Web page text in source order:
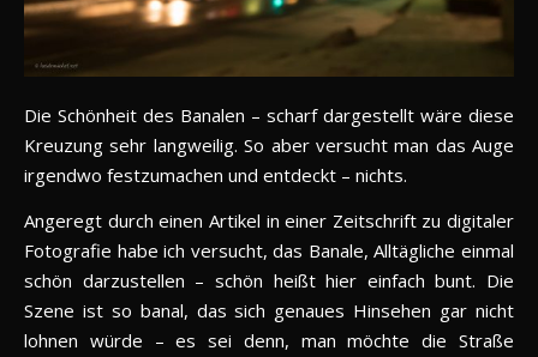
Die Schönheit des Banalen – scharf dargestellt wäre diese
Kreuzung sehr langweilig. So aber versucht man das Auge
irgendwo festzumachen und entdeckt – nichts.
Angeregt durch einen Artikel in einer Zeitschrift zu digitaler
Fotografie habe ich versucht, das Banale, Alltägliche einmal
schön darzustellen – schön heißt hier einfach bunt. Die
Szene ist so banal, das sich genaues Hinsehen gar nicht
lohnen würde – es sei denn, man möchte die Straße